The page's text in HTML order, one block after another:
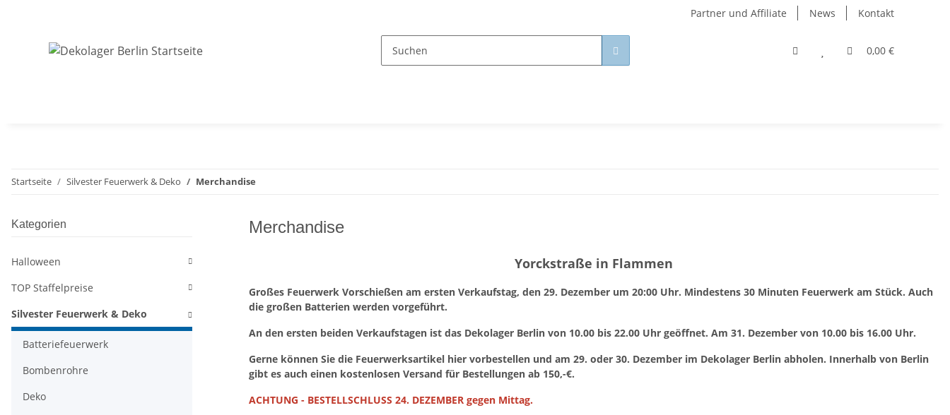
Partner und Affiliate News Kontakt
0,00 €
Startseite Silvester Feuerwerk & Deko Merchandise
Merchandise
Yorckstraße in Flammen
Großes Feuerwerk Vorschießen am ersten Verkaufstag, den 29. Dezember um 20:00 Uhr. Mindestens 30 Minuten Feuerwerk am Stück. Auch
die großen Batterien werden vorgeführt.
An den ersten beiden Verkaufstagen ist das Dekolager Berlin von 10.00 bis 22.00 Uhr geöffnet. Am 31. Dezember von 10.00 bis 16.00 Uhr.
Gerne können Sie die Feuerwerksartikel hier vorbestellen und am 29. oder 30. Dezember im Dekolager Berlin abholen. Innerhalb von Berlin
gibt es auch einen kostenlosen Versand für Bestellungen ab 150,-€.
ACHTUNG - BESTELLSCHLUSS 24. DEZEMBER gegen Mittag.
Kategorien
Halloween
TOP Staffelpreise
Silvester Feuerwerk & Deko
Batteriefeuerwerk
Bombenrohre
Deko